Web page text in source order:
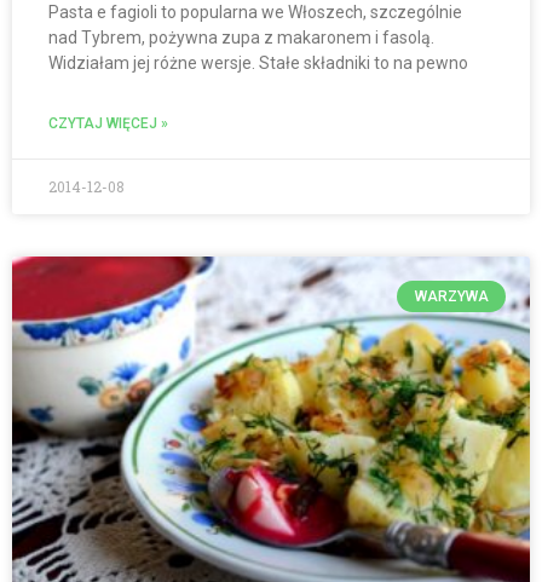
Pasta e fagioli to popularna we Włoszech, szczególnie
nad Tybrem, pożywna zupa z makaronem i fasolą.
Widziałam jej różne wersje. Stałe składniki to na pewno
CZYTAJ WIĘCEJ »
2014-12-08
WARZYWA